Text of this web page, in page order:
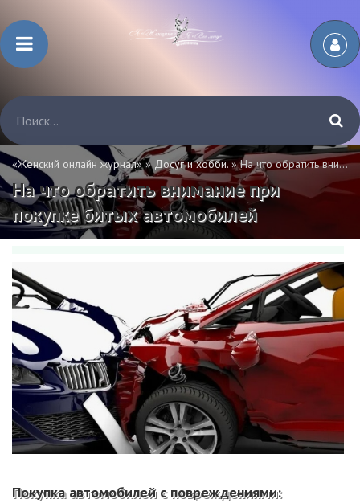
«Женский онлайн журнал»»Досуг и хобби.» На что обратить внимание при покупке битых автомобилей
На что обратить внимание при
покупке битых автомобилей
Покупка автомобилей с повреждениями: